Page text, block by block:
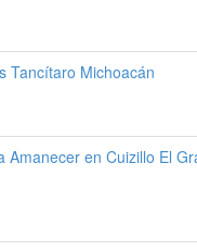
Tancítaro Michoacán
Amanecer en Cuizillo El